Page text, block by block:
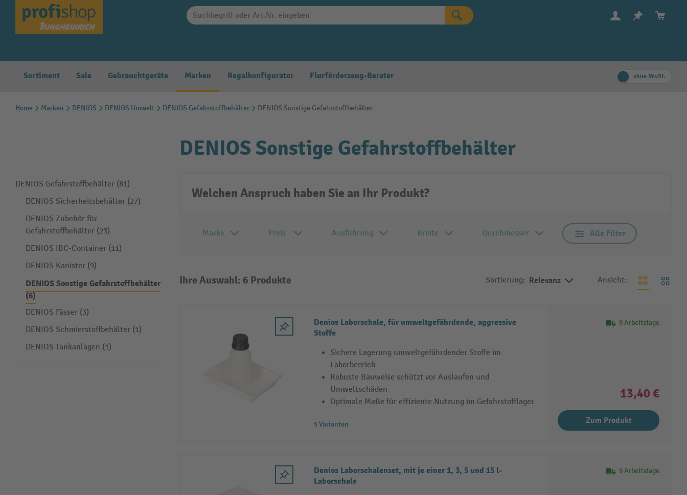
Zur Hauptnavigation springen
Sortiment Sale Gebrauchtgeräte Marken Regalkonfigurator Flurförderzeug-Berater ohne MwSt.
Home Marken DENIOS DENIOS Umwelt DENIOS Gefahrstoffbehälter DENIOS Sonstige Gefahrstoffbehälter
DENIOS Gefahrstoffbehälter (81)
DENIOS Sicherheitsbehälter (27)
DENIOS Zubehör für
Gefahrstoffbehälter (23)
DENIOS IBC-Container (11)
DENIOS Kanister (9)
DENIOS Sonstige Gefahrstoffbehälter
(6)
DENIOS Fässer (3)
DENIOS Schmierstoffbehälter (1)
DENIOS Tankanlagen (1)
DENIOS Sonstige Gefahrstoffbehälter
Welchen Anspruch haben Sie an Ihr Produkt?
Marke Preis Ausführung Breite Durchmesser Alle Filter
Ihre Auswahl: 6 Produkte Sortierung: Relevanz Ansicht:
Denios Laborschale, für umweltgefährdende, aggressive
Stoffe
Sichere Lagerung umweltgefährdender Stoffe im
Laborbereich
Robuste Bauweise schützt vor Auslaufen und
Umweltschäden
Optimale Maße für effiziente Nutzung im Gefahrstofflager
5 Varianten
9 Arbeitstage
13,40 €
Zum Produkt
Denios Laborschalenset, mit je einer 1, 3, 5 und 15 l-
Laborschale
9 Arbeitstage